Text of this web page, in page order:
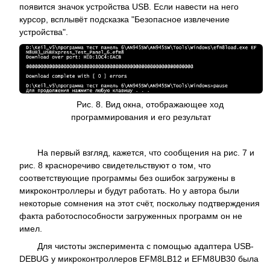
появится значок устройства USB. Если навести на него
курсор, всплывёт подсказка "Безопасное извлечение
устройства".
Рис. 8. Вид окна, отображающее ход
программирования и его результат
На первый взгляд, кажется, что сообщения на рис. 7 и
рис. 8 красноречиво свидетельствуют о том, что
соответствующие программы без ошибок загружены в
микроконтроллеры и будут работать. Но у автора были
некоторые сомнения на этот счёт, поскольку подтверждения
факта работоспособности загруженных программ он не
имел.
Для чистоты эксперимента с помощью адаптера USB-
DEBUG у микроконтроллеров EFM8LB12 и EFM8UB30 была